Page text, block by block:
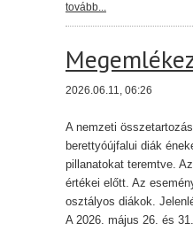
tovább...
2026.06.11, 06:26
A nemzeti
berettyóújfalui diák
pillanatokat teremtve.
értékei előtt. Az
osztályos diákok.
A 2026. május 26. és